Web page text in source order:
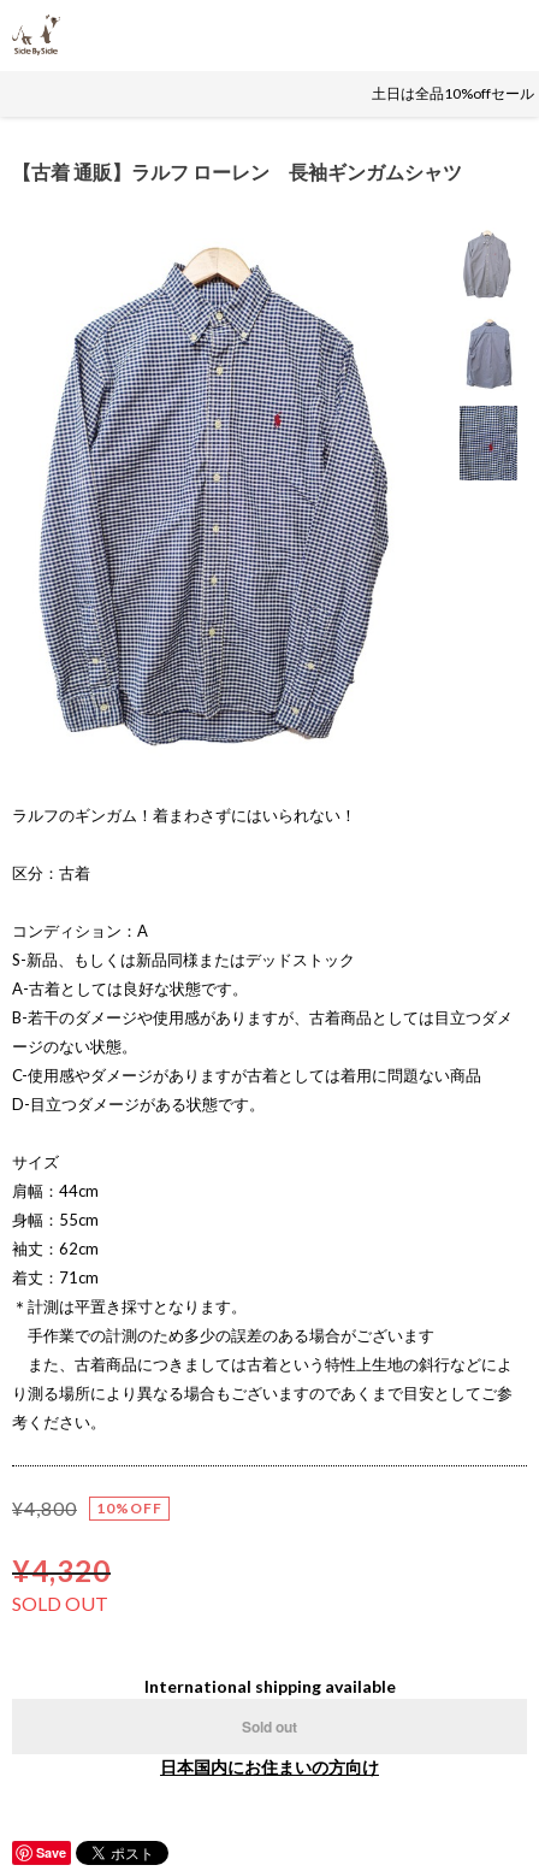
土日は全品10%offセー
【古着 通販】ラルフ ローレン 長袖ギンガムシャツ
ラルフのギンガム！着まわさずにはいられない！
区分：古着
コンディション：A
S-新品、もしくは新品同様またはデッドストック
A-古着としては良好な状態です。
B-若干のダメージや使用感がありますが、古着商品としては目立つダメ
ージのない状態。
C-使用感やダメージがありますが古着としては着用に問題ない商品
D-目立つダメージがある状態です。
サイズ
肩幅：44cm
身幅：55cm
袖丈：62cm
着丈：71cm
＊計測は平置き採寸となります。
手作業での計測のため多少の誤差のある場合がございます
また、古着商品につきましては古着という特性上生地の斜行などによ
り測る場所により異なる場合もございますのであくまで目安としてご参
考ください。
¥4,800 10%OFF
¥4,320
SOLD OUT
International shipping available
Sold out
日本国内にお住まいの方向け
Save